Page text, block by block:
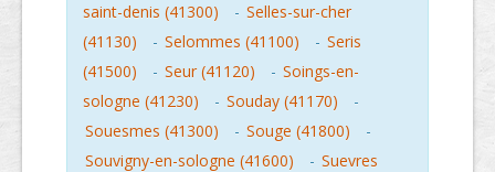
saint-denis (41300)
- Selles-sur-cher
(41130)
- Selommes (41100) - Seris
(41500)
- Seur (41120) - Soings-en-
sologne (41230)
- Souday (41170)
-
Souesmes (41300)
- Souge (41800)
-
Souvigny-en-sologne (41600)
- Suevres